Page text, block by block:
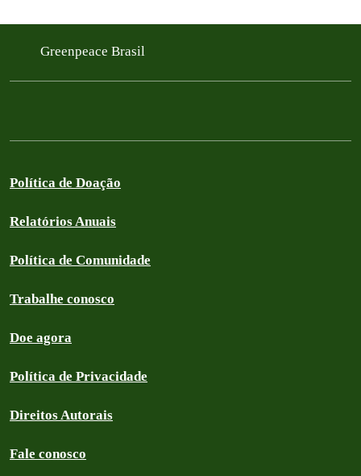
Greenpeace Brasil
Política de Doação
Relatórios Anuais
Política de Comunidade
Trabalhe conosco
Doe agora
Política de Privacidade
Direitos Autorais
Fale conosco